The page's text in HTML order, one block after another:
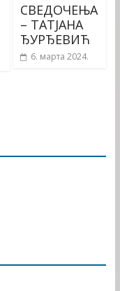
СВЕДОЧЕЊА
– ТАТЈАНА
ЂУРЂЕВИЋ
6. марта 2024.